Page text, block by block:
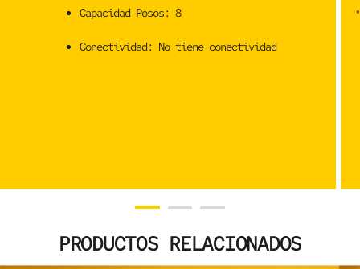
Capacidad Posos: 8
Conectividad: No tiene conectividad
"
PRODUCTOS RELACIONADOS